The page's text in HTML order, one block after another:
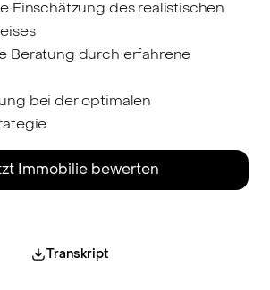
Einschätzung des realistischen
Beratung durch erfahrene
bei der optimalen
Immobilie bewerten
unserer Website nutzen
Transkript